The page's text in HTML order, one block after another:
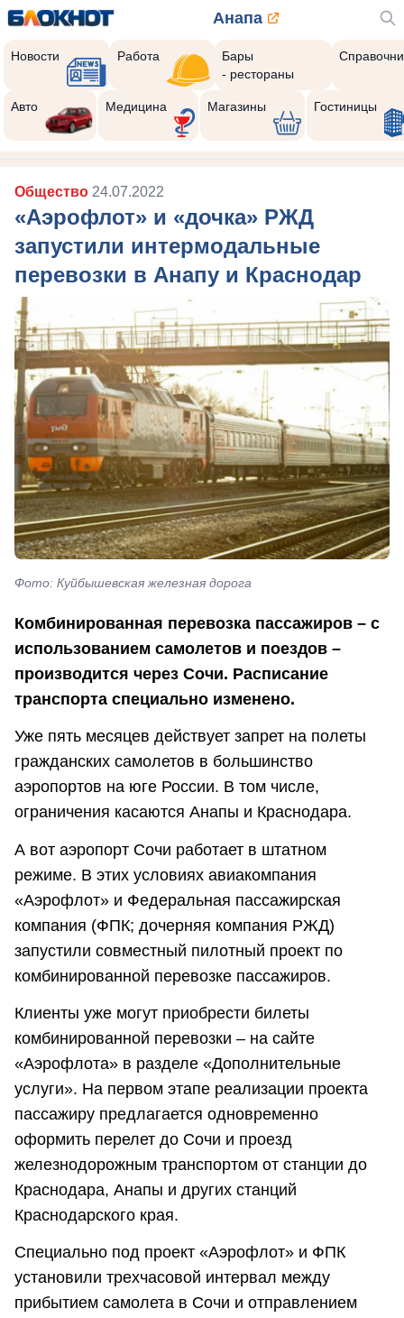
Анапа
Новости Работа
Бары
- рестораны
Авто Медицина Магазины Гостиницы
Общество 24.07.2022
«Аэрофлот» и «дочка» РЖД
запустили интермодальные
перевозки в Анапу и Краснодар
Фото: Куйбышевская железная дорога
Комбинированная перевозка пассажиров – с
использованием самолетов и поездов –
производится через Сочи. Расписание
транспорта специально изменено.
Уже пять месяцев действует запрет на полеты
гражданских самолетов в большинство
аэропортов на юге России. В том числе,
ограничения касаются Анапы и Краснодара.
А вот аэропорт Сочи работает в штатном
режиме. В этих условиях авиакомпания
«Аэрофлот» и Федеральная пассажирская
компания (ФПК; дочерняя компания РЖД)
запустили совместный пилотный проект по
комбинированной перевозке пассажиров.
Клиенты уже могут приобрести билеты
комбинированной перевозки – на сайте
«Аэрофлота» в разделе «Дополнительные
услуги». На первом этапе реализации проекта
пассажиру предлагается одновременно
оформить перелет до Сочи и проезд
железнодорожным транспортом от станции до
Краснодара, Анапы и других станций
Краснодарского края.
Специально под проект «Аэрофлот» и ФПК
установили трехчасовой интервал между
прибытием самолета в Сочи и отправлением